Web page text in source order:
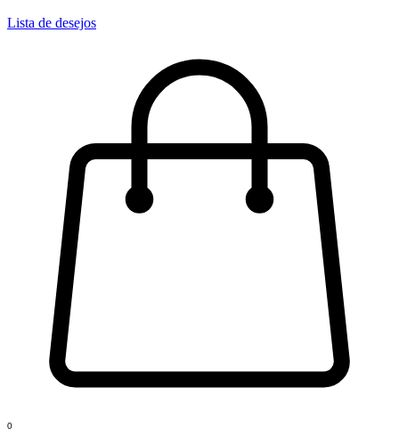
Lista de desejos
0